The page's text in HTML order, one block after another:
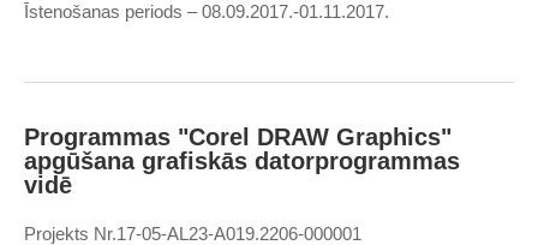
Īstenošanas periods – 08.09.2017.-01.11.2017.
Programmas "Corel DRAW Graphics"
apgūšana grafiskās datorprogrammas
vidē
Projekts Nr.17-05-AL23-A019.2206-000001